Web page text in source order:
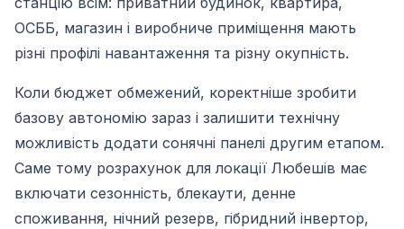
ОСББ, магазин і виробниче приміщення мають
різні профілі навантаження та різну окупність.
Коли бюджет обмежений, коректніше зробити
базову автономію зараз і залишити технічну
можливість додати сонячні панелі другим етапом.
Саме тому розрахунок для локації Любешів має
включати сезонність, блекаути, денне
споживання, нічний резерв, гібридний інвертор,